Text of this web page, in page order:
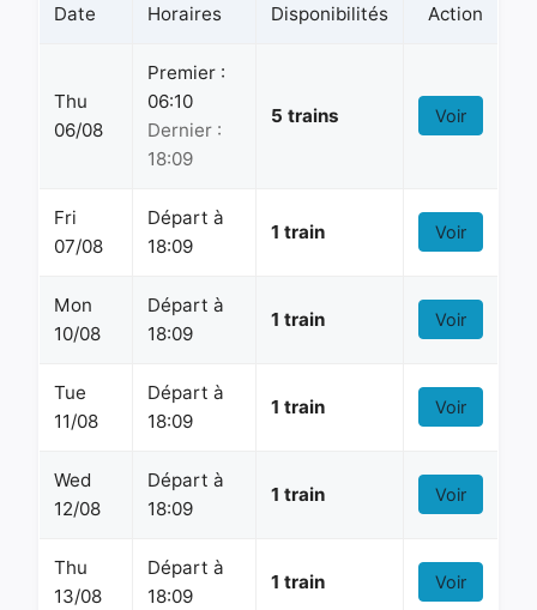
Date Horaires Disponibilités Action
Thu
06/08
Premier :
06:10
Dernier :
18:09
5 trains Voir
Fri
07/08
Départ à
18:09
1 train Voir
Mon
10/08
Départ à
18:09
1 train Voir
Tue
11/08
Départ à
18:09
1 train Voir
Wed
12/08
Départ à
18:09
1 train Voir
Thu
13/08
Départ à
18:09
1 train Voir